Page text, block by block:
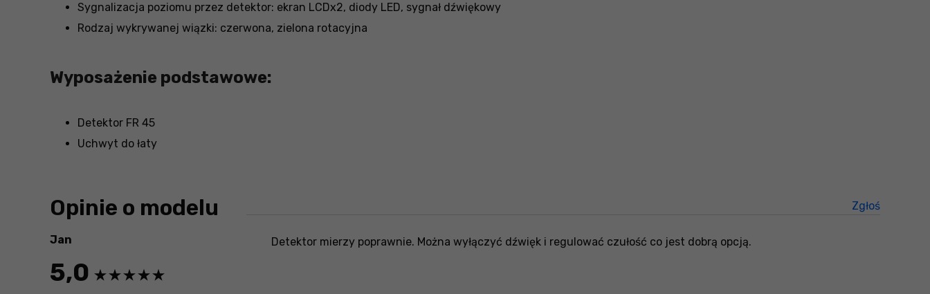
Sygnalizacja poziomu przez detektor: ekran LCDx2, diody LED, sygnał dźwiękowy
Rodzaj wykrywanej wiązki: czerwona, zielona rotacyjna
Wyposażenie podstawowe:
Detektor FR 45
Uchwyt do łaty
Opinie o modelu
Zgłoś
Jan
5,0
Detektor mierzy poprawnie. Można wyłączyć dźwięk i regulować czułość co jest dobrą opcją.